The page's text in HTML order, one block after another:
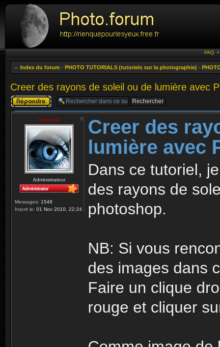
FAQ
Index du forum ‹ PHOTO TUTORIALS (tutoriels sur la photographie) ‹
Creer des rayons de soleil ou de lumière avec
Publier une
réponse
ThierryD
Administrateur
Messages: 1548
Inscrit le: 01 Nov 2010, 22:24
Creer des
lumière avec
Dans ce tutoriel,
des rayons de
photoshop.
NB: Si vous
des images dans
Faire un clique
rouge et cliquer